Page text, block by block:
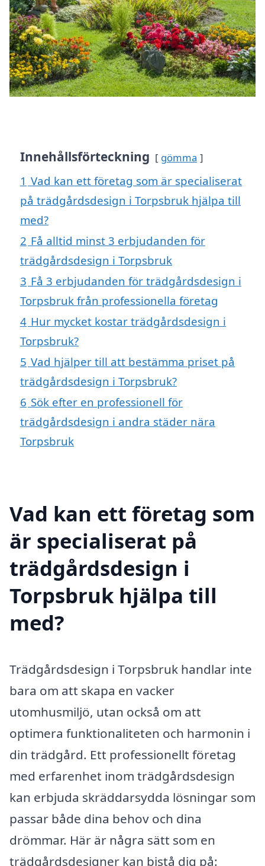
Innehållsförteckning gömma
1 Vad kan ett företag som är specialiserat
på trädgårdsdesign i Torpsbruk hjälpa till
med?
2 Få alltid minst 3 erbjudanden för
trädgårdsdesign i Torpsbruk
3 Få 3 erbjudanden för trädgårdsdesign i
Torpsbruk från professionella företag
4 Hur mycket kostar trädgårdsdesign i
Torpsbruk?
5 Vad hjälper till att bestämma priset på
trädgårdsdesign i Torpsbruk?
6 Sök efter en professionell för
trädgårdsdesign i andra städer nära
Torpsbruk
Vad kan ett företag som
är specialiserat på
trädgårdsdesign i
Torpsbruk hjälpa till
med?
Trädgårdsdesign i Torpsbruk handlar inte
bara om att skapa en vacker
utomhusmiljö, utan också om att
optimera funktionaliteten och harmonin i
din trädgård. Ett professionellt företag
med erfarenhet inom trädgårdsdesign
kan erbjuda skräddarsydda lösningar som
passar både dina behov och dina
drömmar. Här är några sätt som en
trädgårdsdesigner kan bistå dig på: